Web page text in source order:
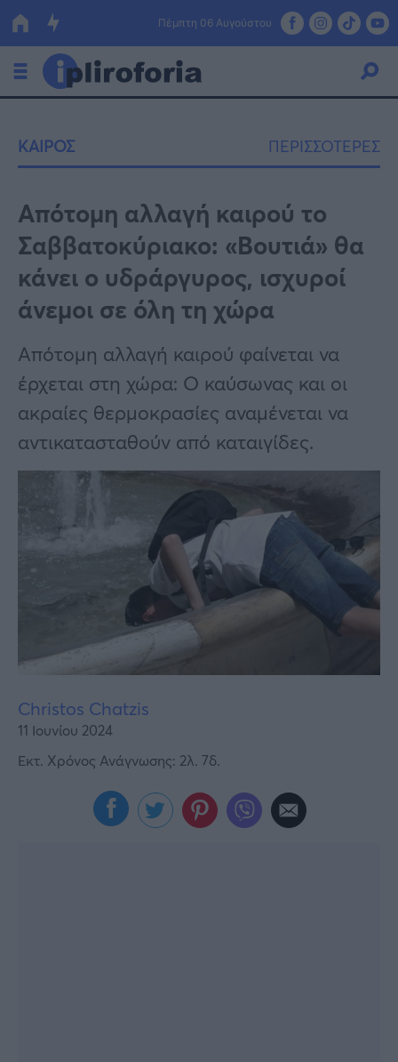
Πέμπτη 06 Αυγούστου
Οικονομία
Πολιτική
Τράπεζες
Επιδοτήσεις
ΕΣΠΑ
Κόσμος
Lifestyle
Αθλητικά
Υγεία
Γυναίκα
Καιρός
ΚΑΙΡΟΣ ΠΕΡΙΣΣΟΤΕΡΕΣ
Απότομη αλλαγή καιρού το
Σαββατοκύριακο: «Βουτιά» θα
κάνει ο υδράργυρος, ισχυροί
άνεμοι σε όλη τη χώρα
Απότομη αλλαγή καιρού φαίνεται να
έρχεται στη χώρα: Ο καύσωνας και οι
ακραίες θερμοκρασίες αναμένεται να
αντικατασταθούν από καταιγίδες.
Christos Chatzis
11 Ιουνίου 2024
Εκτ. Χρόνος Ανάγνωσης: 2λ. 7δ.